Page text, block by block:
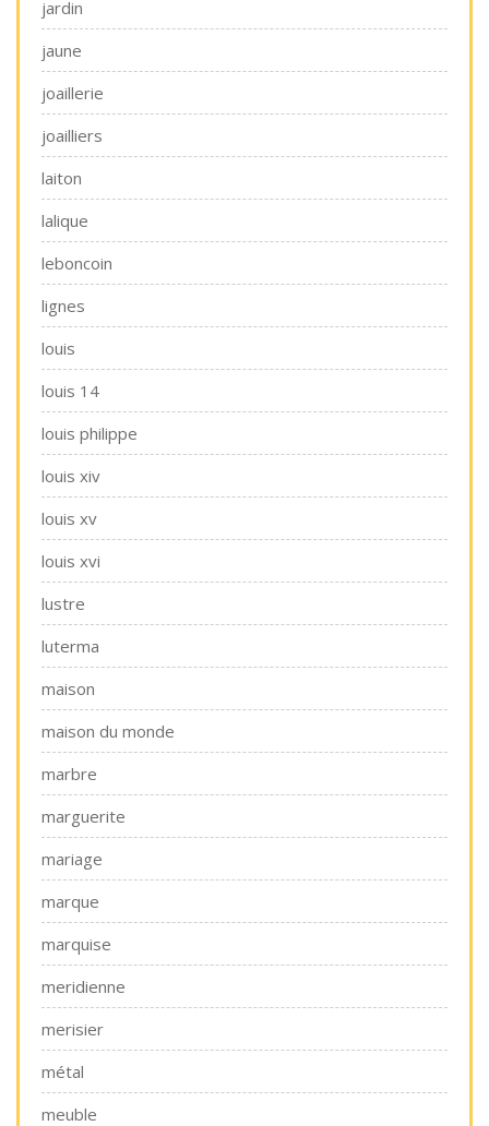
jardin
jaune
joaillerie
joailliers
laiton
lalique
leboncoin
lignes
louis
louis 14
louis philippe
louis xiv
louis xv
louis xvi
lustre
luterma
maison
maison du monde
marbre
marguerite
mariage
marque
marquise
meridienne
merisier
métal
meuble